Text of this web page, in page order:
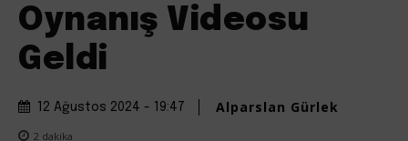
Oynanış Videosu
Geldi
12 Ağustos 2024 - 19:47 Alparslan Gürlek
2 dakika